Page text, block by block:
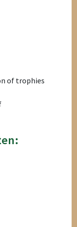
of trophies